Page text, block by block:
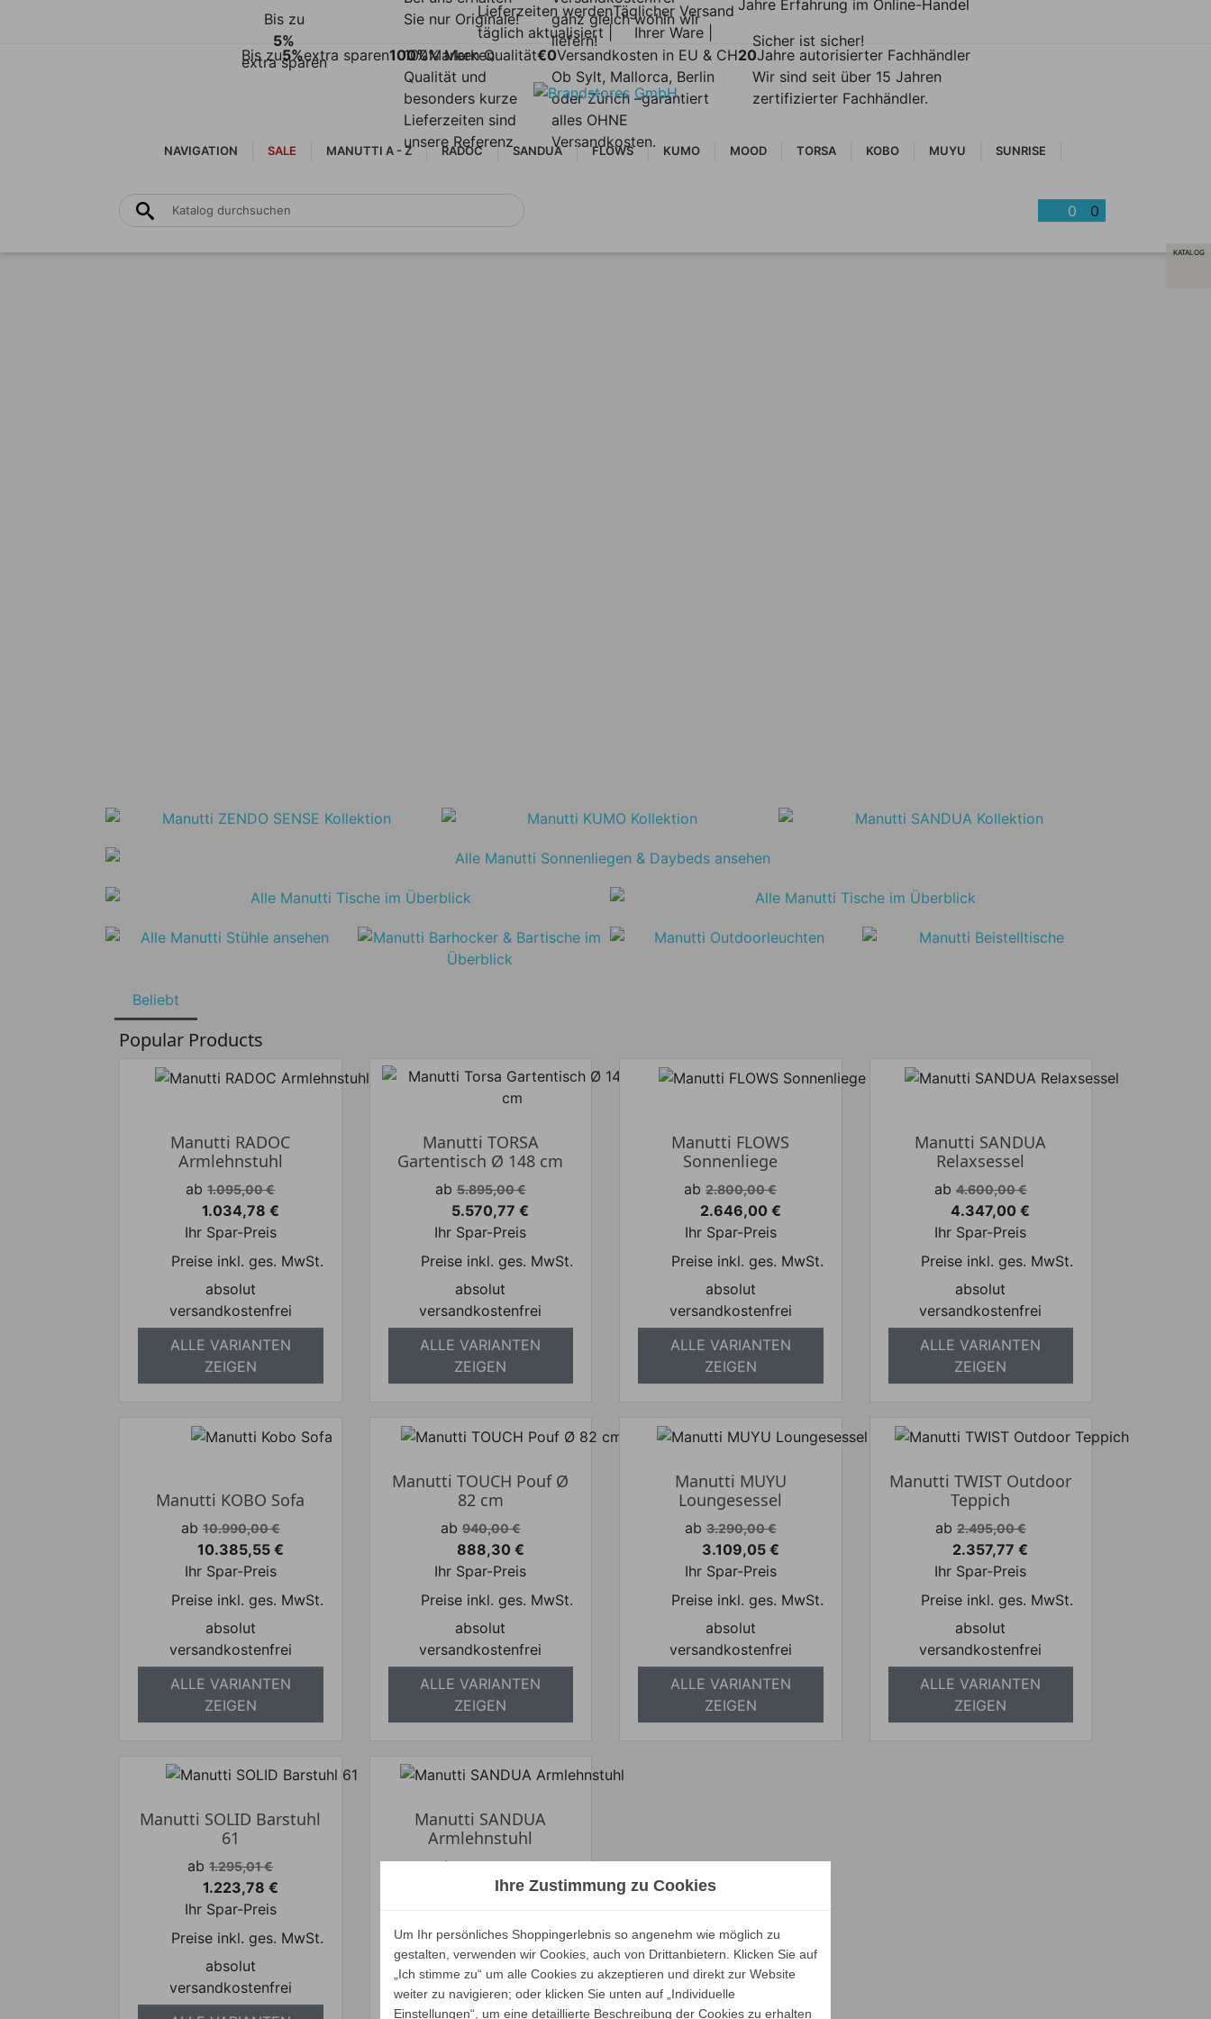
Lieferzeiten werden
täglich aktualisiert |
Täglicher Versand
Ihrer Ware |
Bis zu5%extra sparen
Bis zu
5%
extra sparen
100%Marken Qualität
Sie nur Originale!
100% Marken
Qualität und
besonders kurze
Lieferzeiten sind
unsere Referenz
€0Versandkosten in EU & CH
ganz gleich wohin wir
liefern!
Ob Sylt, Mallorca, Berlin
oder Zürich –garantiert
alles OHNE
Versandkosten.
20Jahre autorisierter Fachhändler
Jahre Erfahrung im Online-Handel
Sicher ist sicher!
Wir sind seit über 15 Jahren
zertifizierter Fachhändler.
NAVIGATION SALE MANUTTI A - Z RADOC SANDUA FLOWS KUMO MOOD TORSA KOBO MUYU SUNRISE
0 0
Beliebt
Popular Products
Manutti RADOC
Armlehnstuhl
Verkaufspreis
ab 1.095,00 €
Preis
1.034,78 €
Ihr Spar-Preis
Preise inkl. ges. MwSt.
absolut
versandkostenfrei
ALLE VARIANTEN
ZEIGEN
Manutti TORSA
Gartentisch Ø 148 cm
Verkaufspreis
ab 5.895,00 €
Preis
5.570,77 €
Ihr Spar-Preis
Preise inkl. ges. MwSt.
absolut
versandkostenfrei
ALLE VARIANTEN
ZEIGEN
Manutti FLOWS
Sonnenliege
Verkaufspreis
ab 2.800,00 €
Preis
2.646,00 €
Ihr Spar-Preis
Preise inkl. ges. MwSt.
absolut
versandkostenfrei
ALLE VARIANTEN
ZEIGEN
Manutti SANDUA
Relaxsessel
Verkaufspreis
ab 4.600,00 €
Preis
4.347,00 €
Ihr Spar-Preis
Preise inkl. ges. MwSt.
absolut
versandkostenfrei
ALLE VARIANTEN
ZEIGEN
Manutti KOBO Sofa
Verkaufspreis
ab 10.990,00 €
Preis
10.385,55 €
Ihr Spar-Preis
Preise inkl. ges. MwSt.
absolut
versandkostenfrei
ALLE VARIANTEN
ZEIGEN
Manutti TOUCH Pouf Ø
82 cm
Verkaufspreis
ab 940,00 €
Preis
888,30 €
Ihr Spar-Preis
Preise inkl. ges. MwSt.
absolut
versandkostenfrei
ALLE VARIANTEN
ZEIGEN
Manutti MUYU
Loungesessel
Verkaufspreis
ab 3.290,00 €
Preis
3.109,05 €
Ihr Spar-Preis
Preise inkl. ges. MwSt.
absolut
versandkostenfrei
ALLE VARIANTEN
ZEIGEN
Manutti TWIST Outdoor
Teppich
Verkaufspreis
ab 2.495,00 €
Preis
2.357,77 €
Ihr Spar-Preis
Preise inkl. ges. MwSt.
absolut
versandkostenfrei
ALLE VARIANTEN
ZEIGEN
Manutti SOLID Barstuhl
61
Verkaufspreis
ab 1.295,01 €
Preis
1.223,78 €
Ihr Spar-Preis
Preise inkl. ges. MwSt.
absolut
versandkostenfrei
Manutti SANDUA
Armlehnstuhl
Verkaufspreis
ab 1.750,00 €
Preis
1.653,75 €
Preise inkl. ges. MwSt.
absolut
versandkostenfrei
Ihre Zustimmung zu Cookies
Um Ihr persönliches Shoppingerlebnis so angenehm wie möglich zu
gestalten, verwenden wir Cookies, auch von Drittanbietern. Klicken Sie auf
„Ich stimme zu“ um alle Cookies zu akzeptieren und direkt zur Website
weiter zu navigieren; oder klicken Sie unten auf „Individuelle
Einstellungen“, um eine detaillierte Beschreibung der Cookies zu erhalten
KATALOG